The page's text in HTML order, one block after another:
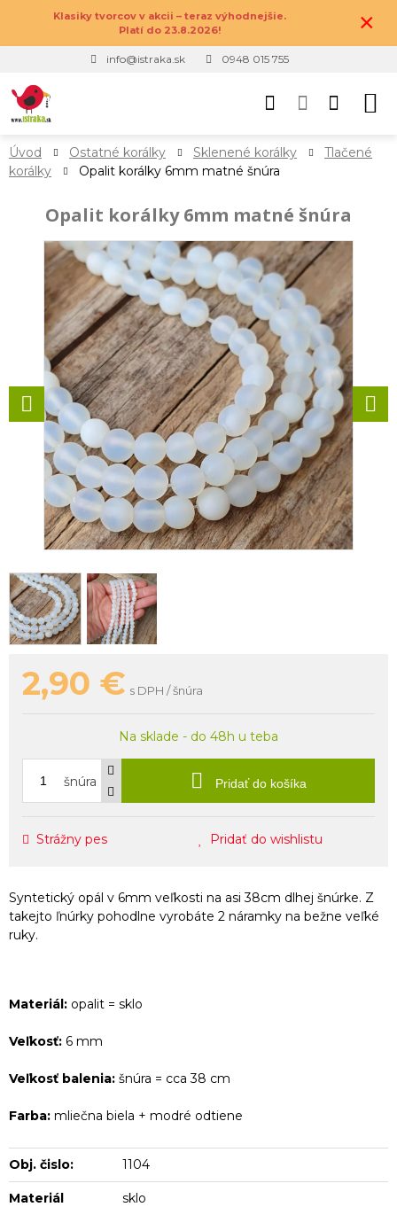
Klasiky tvorcov v akcii – teraz výhodnejšie.
Platí do 23.8.2026!
×
info@istraka.sk 0948 015 755
Úvod Ostatné korálky Sklenené korálky
Tlačené
korálky
Opalit korálky 6mm matné šnúra
Opalit korálky 6mm matné šnúra
2,90 € s DPH / šnúra
Na sklade - do 48h u teba
šnúra Pridať do košíka
Strážny pes Pridať do wishlistu
Syntetický opál v 6mm veľkosti na asi 38cm dlhej šnúrke. Z
takejto ľnúrky pohodlne vyrobáte 2 náramky na bežne veľké
ruky.
Materiál: opalit = sklo
Veľkosť: 6 mm
Veľkosť balenia: šnúra = cca 38 cm
Farba: mliečna biela + modré odtiene
Obj. čislo: 1104
Materiál sklo